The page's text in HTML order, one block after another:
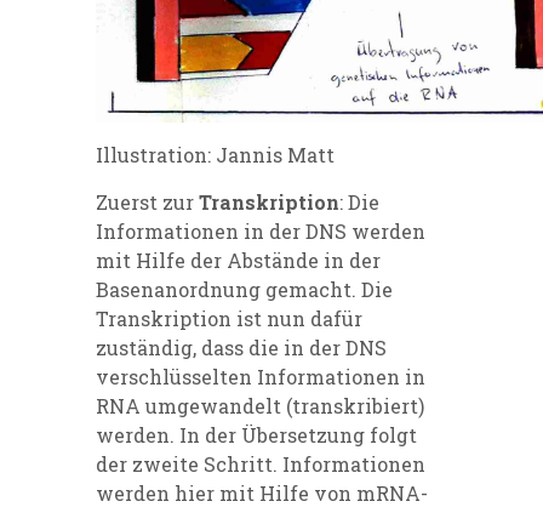
Illustration: Jannis Matt
Zuerst zurTranskription: Die
Informationen in der DNS werden
mit Hilfe der Abstände in der
Basenanordnung gemacht. Die
Transkription ist nun dafür
zuständig, dass die in der DNS
verschlüsselten Informationen in
RNA umgewandelt (transkribiert)
werden. In der Übersetzung folgt
der zweite Schritt. Informationen
werden hier mit Hilfe von mRNA-